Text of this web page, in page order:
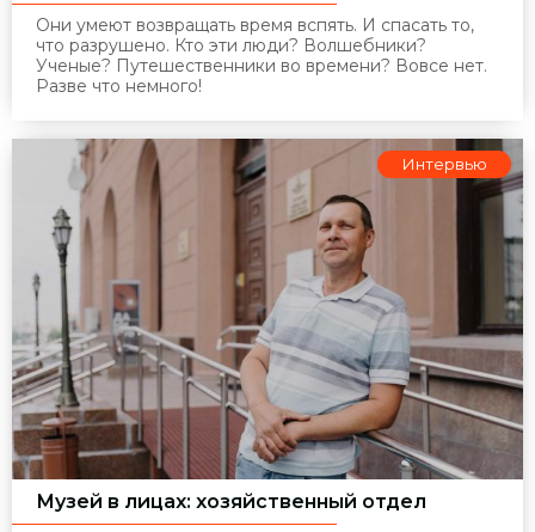
Они умеют возвращать время вспять. И спасать то,
что разрушено. Кто эти люди? Волшебники?
Ученые? Путешественники во времени? Вовсе нет.
Разве что немного!
Интервью
Музей в лицах: хозяйственный отдел